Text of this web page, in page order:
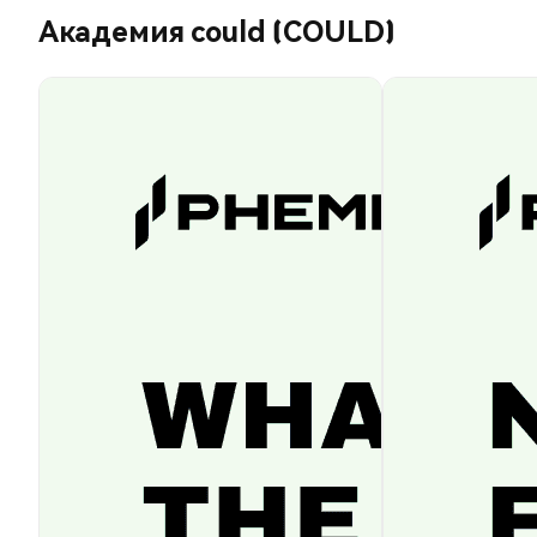
Академия could (COULD)